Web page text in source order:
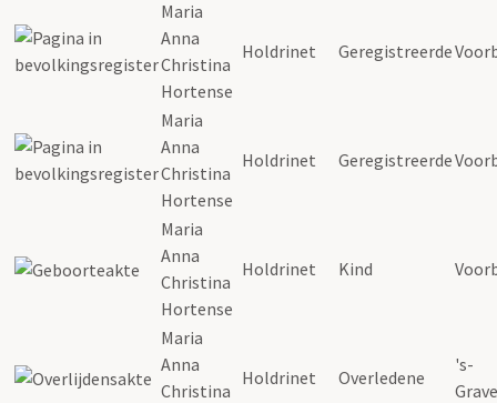
Maria
Anna
Christina
Hortense
Holdrinet Geregistreerde
Maria
Anna
Christina
Hortense
Holdrinet Geregistreerde
Maria
Anna
Christina
Hortense
Holdrinet Kind
Maria
Anna
Christina
Holdrinet Overledene
's-